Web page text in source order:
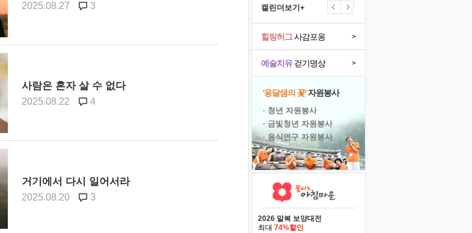
2025.08.27 3
사람은 혼자 살 수 없다
2025.08.22 4
거기에서 다시 일어서라
2025.08.20 3
캘린더보기+
예술치유걷기명상 >
힐링허그사감포옹 >
'옹달샘의 꽃'자원봉사
· 청년 자원봉사
· 금빛청년 자원봉사
· 음식연구 자원봉사
2026 말복 보양대전
최대 74%할인